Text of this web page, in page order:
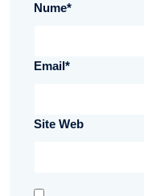
Nume*
Email*
Site Web